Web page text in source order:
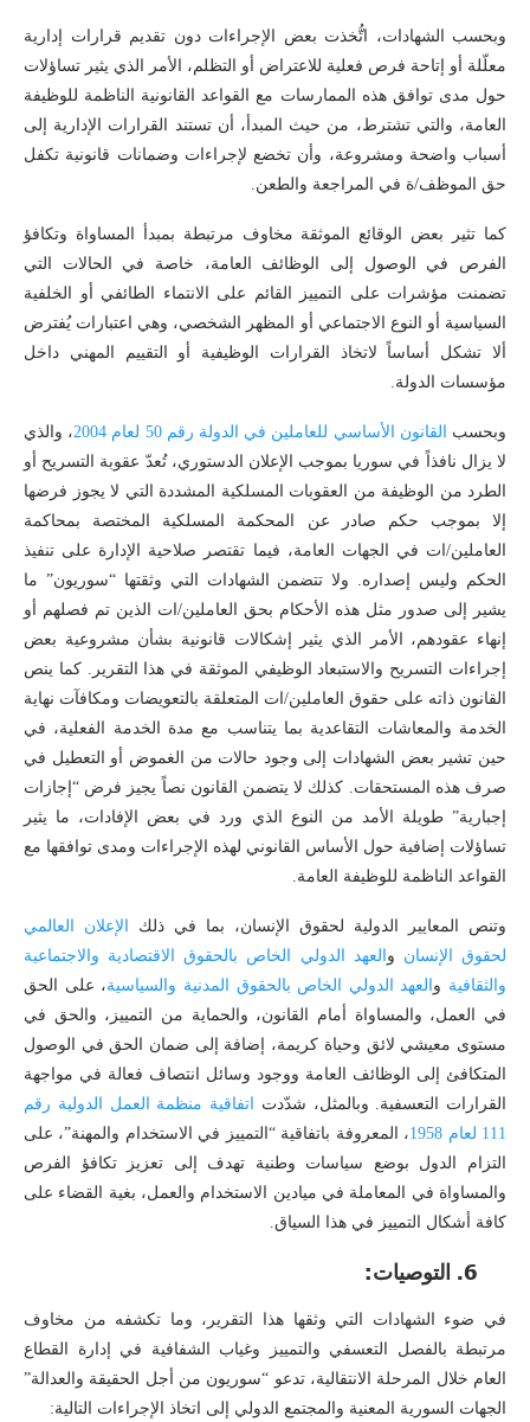
وبحسب الشهادات، اتُّخذت بعض الإجراءات دون تقديم قرارات إدارية
معلّلة أو إتاحة فرص فعلية للاعتراض أو التظلم، الأمر الذي يثير تساؤلات
حول مدى توافق هذه الممارسات مع القواعد القانونية الناظمة للوظيفة
العامة، والتي تشترط، من حيث المبدأ، أن تستند القرارات الإدارية إلى
أسباب واضحة ومشروعة، وأن تخضع لإجراءات وضمانات قانونية تكفل
حق الموظف/ة في المراجعة والطعن.
كما تثير بعض الوقائع الموثقة مخاوف مرتبطة بمبدأ المساواة وتكافؤ
الفرص في الوصول إلى الوظائف العامة، خاصة في الحالات التي
تضمنت مؤشرات على التمييز القائم على الانتماء الطائفي أو الخلفية
السياسية أو النوع الاجتماعي أو المظهر الشخصي، وهي اعتبارات يُفترض
ألا تشكل أساساً لاتخاذ القرارات الوظيفية أو التقييم المهني داخل
مؤسسات الدولة.
وبحسب القانون الأساسي للعاملين في الدولة رقم 50 لعام
، والذي
لا يزال نافذاً في سوريا بموجب الإعلان الدستوري، تُعدّ عقوبة التسريح أو
الطرد من الوظيفة من العقوبات المسلكية المشددة التي لا يجوز فرضها
إلا بموجب حكم صادر عن المحكمة المسلكية المختصة بمحاكمة
العاملين/ات في الجهات العامة، فيما تقتصر صلاحية الإدارة على تنفيذ
الحكم وليس إصداره. ولا تتضمن الشهادات التي وثقتها “سوريون” ما
يشير إلى صدور مثل هذه الأحكام بحق العاملين/ات الذين تم فصلهم أو
إنهاء عقودهم، الأمر الذي يثير إشكالات قانونية بشأن مشروعية بعض
إجراءات التسريح والاستبعاد الوظيفي الموثقة في هذا التقرير. كما ينص
القانون ذاته على حقوق العاملين/ات المتعلقة بالتعويضات ومكافآت نهاية
الخدمة والمعاشات التقاعدية بما يتناسب مع مدة الخدمة الفعلية، في
حين تشير بعض الشهادات إلى وجود حالات من الغموض أو التعطيل في
صرف هذه المستحقات. كذلك لا يتضمن القانون نصاً يجيز فرض “إجازات
إجبارية” طويلة الأمد من النوع الذي ورد في بعض الإفادات، ما يثير
تساؤلات إضافية حول الأساس القانوني لهذه الإجراءات ومدى توافقها مع
القواعد الناظمة للوظيفة العامة.
وتنص المعايير الدولية لحقوق الإنسان، بما في ذلك الإعلان
العالمي
لحقوق الإنسان والعهد الدولي الخاص بالحقوق الاقتصادية والاجتماعية
والثقافية والعهد الدولي الخاص بالحقوق المدنية والسياسية، على الحق
في العمل، والمساواة أمام القانون، والحماية من التمييز، والحق في
مستوى معيشي لائق وحياة كريمة، إضافة إلى ضمان الحق في الوصول
المتكافئ إلى الوظائف العامة ووجود وسائل انتصاف فعالة في مواجهة
القرارات التعسفية. وبالمثل، شدّدت اتفاقية منظمة العمل الدولية رقم
111 لعام
، المعروفة باتفاقية “التمييز في الاستخدام والمهنة”، على
التزام الدول بوضع سياسات وطنية تهدف إلى تعزيز تكافؤ الفرص
والمساواة في المعاملة في ميادين الاستخدام والعمل، بغية القضاء على
كافة أشكال التمييز في هذا السياق.
في ضوء الشهادات التي وثقها هذا التقرير، وما تكشفه من مخاوف
مرتبطة بالفصل التعسفي والتمييز وغياب الشفافية في إدارة القطاع
العام خلال المرحلة الانتقالية، تدعو “سوريون من أجل الحقيقة والعدالة”
الجهات السورية المعنية والمجتمع الدولي إلى اتخاذ الإجراءات التالية: